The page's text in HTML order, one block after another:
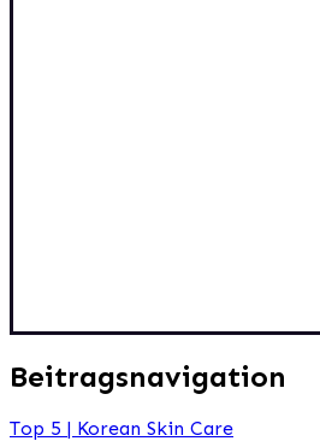
Beitragsnavigation
Top 5 | Korean Skin Care